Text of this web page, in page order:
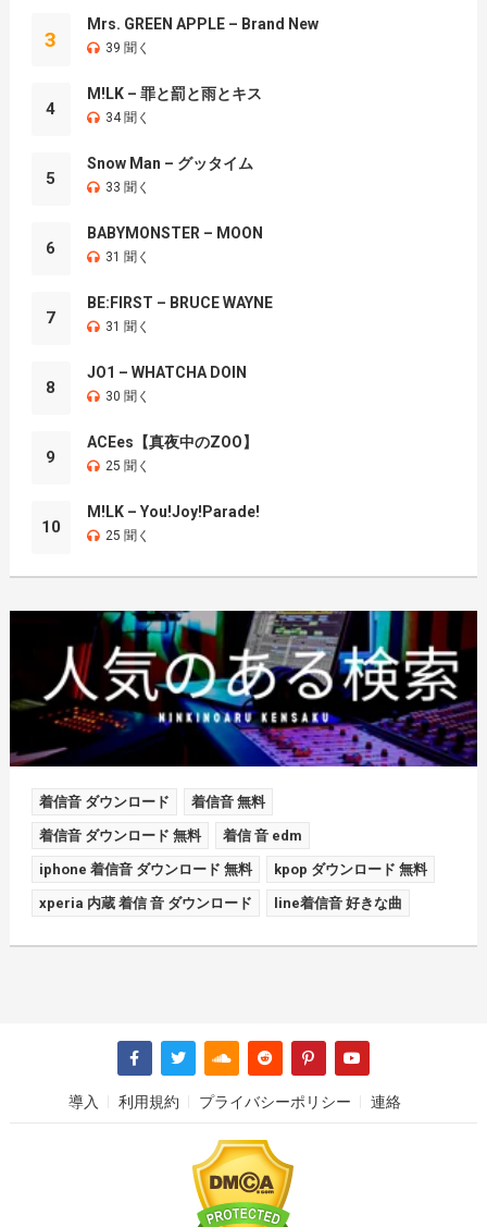
3
Mrs. GREEN APPLE – Brand New
39 聞く
4
M!LK – 罪と罰と雨とキス
34 聞く
5
Snow Man – グッタイム
33 聞く
6
BABYMONSTER – MOON
31 聞く
7
BE:FIRST – BRUCE WAYNE
31 聞く
8
JO1 – WHATCHA DOIN
30 聞く
9
ACEes【真夜中のZOO】
25 聞く
10
M!LK – You!Joy!Parade!
25 聞く
着信音 ダウンロード 着信音 無料
着信音 ダウンロード 無料 着信 音 edm
iphone 着信音 ダウンロード 無料 kpop ダウンロード 無料
xperia 内蔵 着信 音 ダウンロード line着信音 好きな曲
導入 利用規約 プライバシーポリシー 連絡